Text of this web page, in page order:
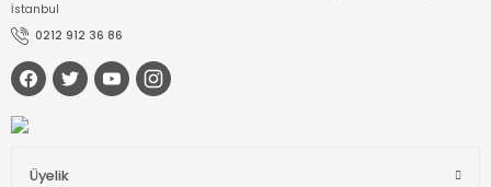
İstanbul
0212 912 36 86
Üyelik